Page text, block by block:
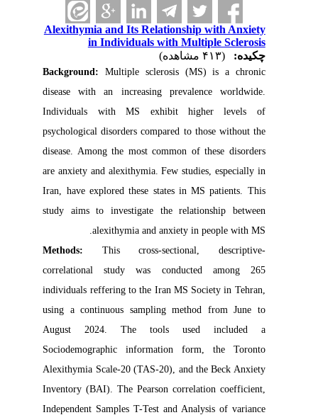
Alexithymia and Its Relationship with Anxiety
in Individuals with Multiple Sclerosis
چکیده:
Background:Multiple sclerosis (MS) is a chronic
disease with an increasing prevalence worldwide.
Individuals with MS exhibit higher levels of
psychological disorders compared to those without the
disease. Among the most common of these disorders
are anxiety and alexithymia. Few studies, especially in
Iran, have explored these states in MS patients. This
study aims to investigate the relationship between
alexithymia and anxiety in people with MS.
Methods:
This cross-sectional, descriptive-
correlational study was conducted among 265
individuals reffering to the Iran MS Society in Tehran,
using a continuous sampling method from June to
August 2024. The tools used included a
Sociodemographic information form, the Toronto
Alexithymia Scale-20 (TAS-20), and the Beck Anxiety
Inventory (BAI). The Pearson correlation coefficient,
Independent Samples T-Test and Analysis of variance